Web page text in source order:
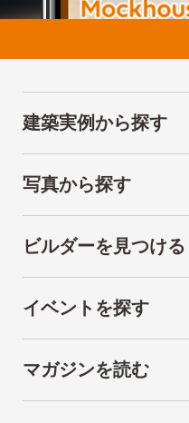
建築実例から探す
写真から探す
ビルダーを見つける
イベントを探す
マガジンを読む